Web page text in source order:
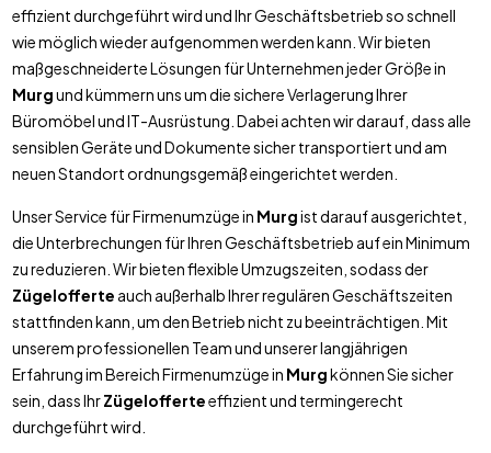
effizient durchgeführt wird und Ihr Geschäftsbetrieb so schnell
wie möglich wieder aufgenommen werden kann. Wir bieten
maßgeschneiderte Lösungen für Unternehmen jeder Größe in
Murgund kümmern uns um die sichere Verlagerung Ihrer
Büromöbel und IT-Ausrüstung. Dabei achten wir darauf, dass alle
sensiblen Geräte und Dokumente sicher transportiert und am
neuen Standort ordnungsgemäß eingerichtet werden.
Unser Service für Firmenumzüge in Murgist darauf ausgerichtet,
die Unterbrechungen für Ihren Geschäftsbetrieb auf ein Minimum
zu reduzieren. Wir bieten flexible Umzugszeiten, sodass der
Zügelofferte auch außerhalb Ihrer regulären Geschäftszeiten
stattfinden kann, um den Betrieb nicht zu beeinträchtigen. Mit
unserem professionellen Team und unserer langjährigen
Erfahrung im Bereich Firmenumzüge in Murgkönnen Sie sicher
sein, dass IhrZügelofferteeffizient und termingerecht
durchgeführt wird.